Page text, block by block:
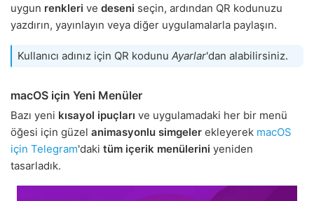
uygun renkleri ve deseni seçin, ardından QR kodunuzu
yazdırın, yayınlayın veya diğer uygulamalarla paylaşın.
Kullanıcı adınız için QR kodunu Ayarlar'dan alabilirsiniz.
macOS için Yeni Menüler
Bazı yeni kısayol ipuçları ve uygulamadaki her bir menü
öğesi için güzel animasyonlu simgeler ekleyerek macOS
için Telegram'daki tüm içerik menülerini yeniden
tasarladık.